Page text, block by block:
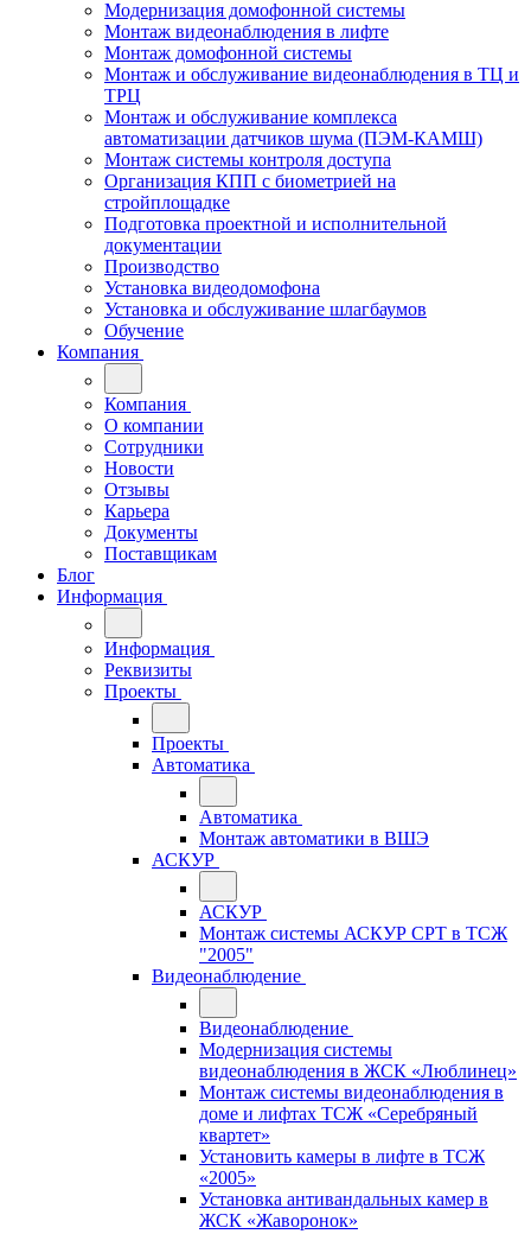
Модернизация домофонной системы
Монтаж видеонаблюдения в лифте
Монтаж домофонной системы
Монтаж и обслуживание видеонаблюдения в ТЦ и
ТРЦ
Монтаж и обслуживание комплекса
автоматизации датчиков шума (ПЭМ-КАМШ)
Монтаж системы контроля доступа
Организация КПП с биометрией на
стройплощадке
Подготовка проектной и исполнительной
документации
Производство
Установка видеодомофона
Установка и обслуживание шлагбаумов
Обучение
Компания
Компания
О компании
Сотрудники
Новости
Отзывы
Карьера
Документы
Поставщикам
Блог
Информация
Информация
Реквизиты
Проекты
Проекты
Автоматика
Автоматика
Монтаж автоматики в ВШЭ
АСКУР
АСКУР
Монтаж системы АСКУР СРТ в ТСЖ
"2005"
Видеонаблюдение
Видеонаблюдение
Модернизация системы
видеонаблюдения в ЖСК «Люблинец»
Монтаж системы видеонаблюдения в
доме и лифтах ТСЖ «Серебряный
квартет»
Установить камеры в лифте в ТСЖ
«2005»
Установка антивандальных камер в
ЖСК «Жаворонок»